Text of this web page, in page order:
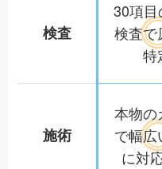
検査
30項目
検査で
特
施術
本物の
で幅広
に対